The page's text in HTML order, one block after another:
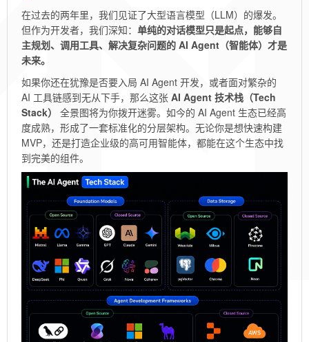
在过去的两年里，我们见证了大型语言模型（LLM）的爆发。
但作为开发者，我们深知： 单纯的对话模型只是起点，能够自
主规划、调用工具、解决复杂问题的 AI Agent（智能体）才是
未来。
如果你还在犹豫是否要入局 AI Agent 开发，或者面对繁杂的
AI 工具链感到无从下手，那么这张 AI Agent 技术栈（Tech
Stack）
全景图将为你拨开迷雾。如今的 AI Agent 生态已经高
度成熟，形成了一套标准化的分层架构。无论你是想快速构建
MVP，还是打造企业级的高可用智能体，都能在这个生态中找
到完美的组件。